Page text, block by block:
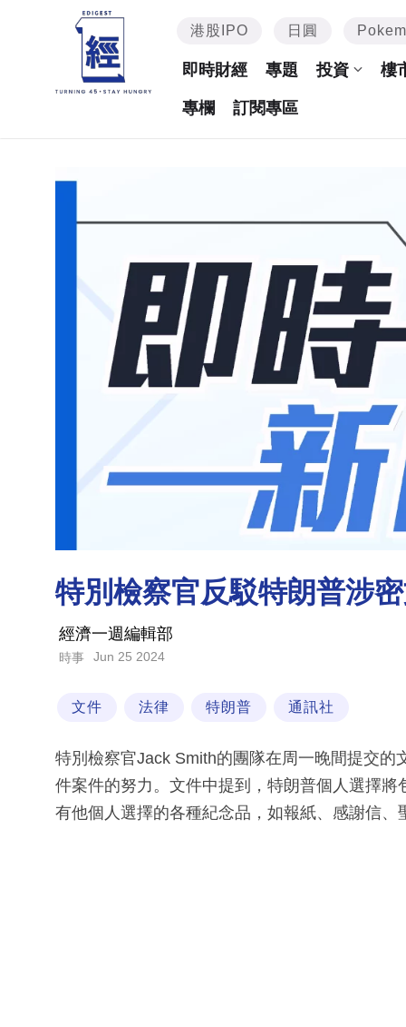
港股IPO 日圓
即時財經 專題 投資 樓
專欄 訂閱專區
特別檢察官反駁特朗普涉
經濟一週編輯部
時事 Jun 25 2024
文件 法律 特朗普 通訊社
特別檢察官Jack Smith的團隊在周一晚間提交的
件案件的努力。文件中提到，特朗普個人選擇
有他個人選擇的各種紀念品，如報紙、感謝信